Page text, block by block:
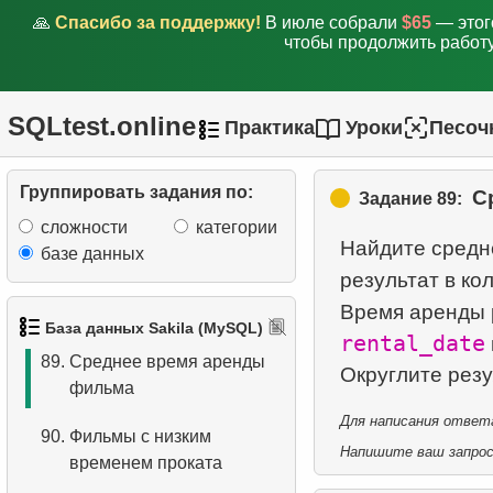
🙏 Спасибо за поддержку! В июле собрали $65 —
чтобы продолжить
SQLtest.online Практика Уроки
Группировать задания по:
сложности
категории
базе данных
База данных Sakila (MySQL)
задержек
фильмов
86.Адреса и домены
электронной почты
однофамильцев
88.Список фильмов и их
89. Среднее время аренды
фильма
90. Фильмы с низким
временем проката
Задание 89:
Найдите
результат в
Время аренды
rental_date
Для написания
Напишите ваш